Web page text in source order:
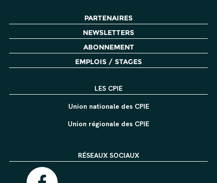
PARTENAIRES
NEWSLETTERS
ABONNEMENT
EMPLOIS / STAGES
LES CPIE
Union nationale des CPIE
Union régionale des CPIE
RÉSEAUX SOCIAUX